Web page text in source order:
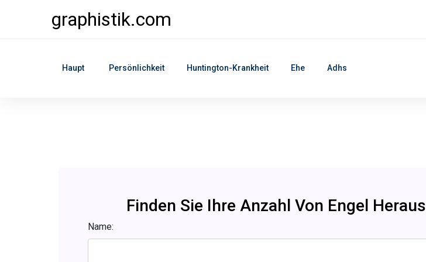
graphistik.com
Haupt Persönlichkeit Huntington-Krankheit Ehe Adhs
Finden Sie Ihre Anzahl Von Engel Heraus
Name: